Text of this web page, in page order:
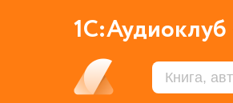
1С:Аудиоклуб